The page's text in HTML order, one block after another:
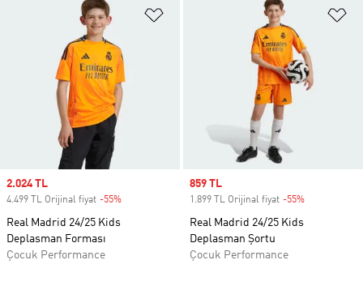
Favori Listesine Ekle
Sale price
2.024 TL
4.499 TL Orijinal fiyat -55%
Real Madrid 24/25 Kids
Deplasman Forması
Çocuk Performance
Sale price
859 TL
1.899 TL Orijinal fiyat -55%
Real Madrid 24/25 Kids
Deplasman Şortu
Çocuk Performance